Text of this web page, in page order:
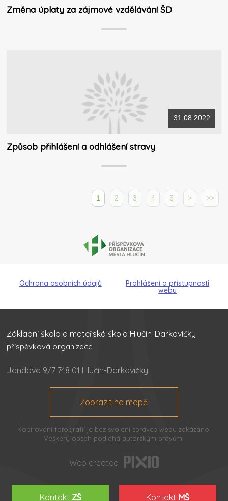
Změna úplaty za zájmové vzdělávání ŠD
31.08.2022
Způsob přihlášení a odhlášení stravy
1 2 3 4 5 > >>
Ochrana osobních údajů Prohlášení o přístupnosti
webu
Základní škola a mateřská škola Hlučín-Darkovičky
příspěvková organizace
Jandova 9/7 748 01 Hlučín-Darkovičky
Zobrazit na mapě
Kopírování fotografií je bez svolení správce webu zakázáno.
Veškerý obsah podléhá autorským právům.
Web created
Kontakt ZŠ Kontakt MŠ